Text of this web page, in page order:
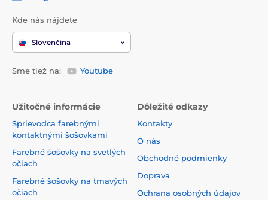
Kde nás nájdete
Slovenčina
Sme tiež na: Youtube
Užitočné informácie
Sprievodca farebnými
kontaktnými šošovkami
Farebné šošovky na svetlých
očiach
Farebné šošovky na tmavých
očiach
Dôležité odkazy
Kontakty
O nás
Obchodné podmienky
Doprava
Ochrana osobných údajov